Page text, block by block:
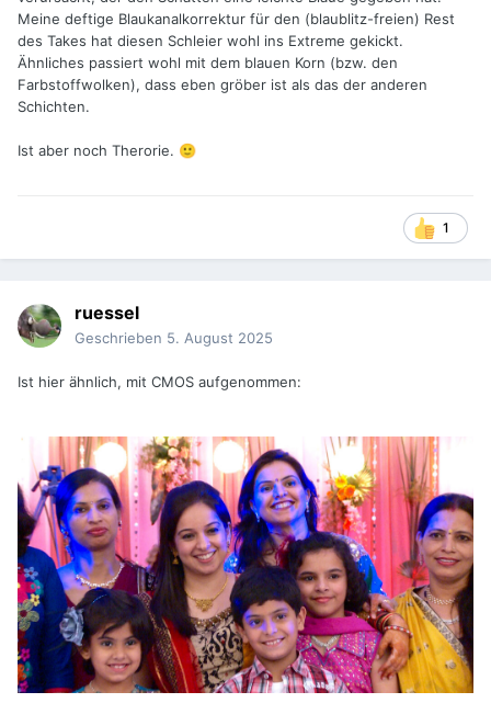
Meine deftige Blaukanalkorrektur für den (blaublitz-freien) Rest
des Takes hat diesen Schleier wohl ins Extreme gekickt.
Ähnliches passiert wohl mit dem blauen Korn (bzw. den
Farbstoffwolken), dass eben gröber ist als das der anderen
Schichten.
Ist aber noch Therorie. 🙂
1
ruessel
Geschrieben 5. August 2025
Ist hier ähnlich, mit CMOS aufgenommen: